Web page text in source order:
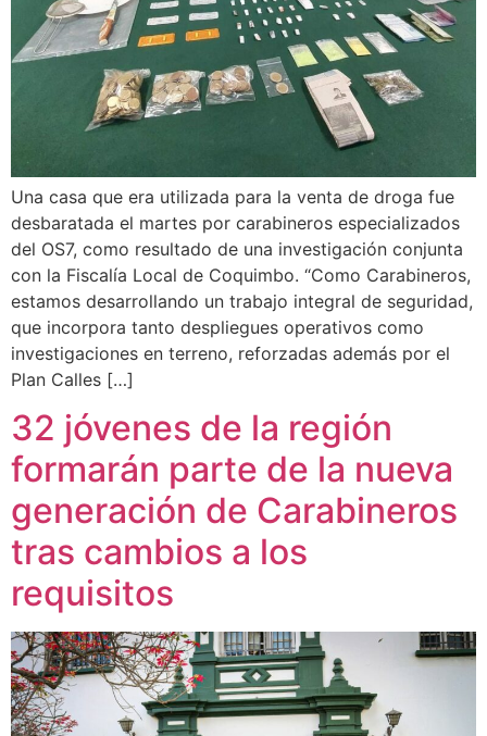
Una casa que era utilizada para la venta de droga fue
desbaratada el martes por carabineros especializados
del OS7, como resultado de una investigación conjunta
con la Fiscalía Local de Coquimbo. “Como Carabineros,
estamos desarrollando un trabajo integral de seguridad,
que incorpora tanto despliegues operativos como
investigaciones en terreno, reforzadas además por el
Plan Calles […]
32 jóvenes de la región
formarán parte de la nueva
generación de Carabineros
tras cambios a los
requisitos